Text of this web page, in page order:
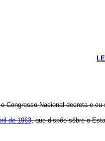
Congresso Nacional decreta e
de 1963, que dispõe sôbre o